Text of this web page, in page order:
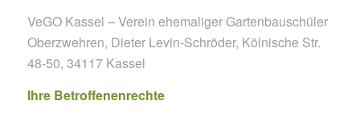
VeGO Kassel – Verein ehemaliger Gartenbauschüler
Oberzwehren, Dieter Levin-Schröder, Kölnische Str.
48-50, 34117 Kassel
Ihre Betroffenenrechte